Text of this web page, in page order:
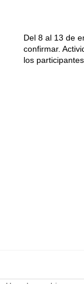
Del 8 al 13 de
confirmar.
los participantes.
DT Espacio